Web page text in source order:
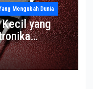
Mengubah Dunia
yang